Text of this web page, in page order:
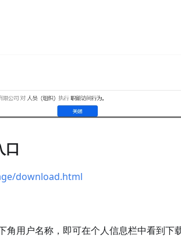
口
download.html
角用户名称，即可在个人信息栏中看到下